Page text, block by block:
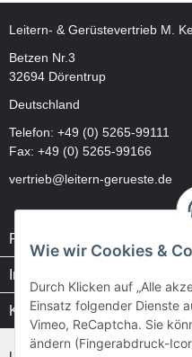
Leitern- & Gerüstevertrieb M.
Betzen Nr.3
32694 Dörentrup
Deutschland
Telefon: +49 (0) 5265-99111
Fax: +49 (0) 5265-99166
vertrieb@leitern-gerueste.de
Rechtliches
Informationen
Kataloge / Videos
Wie wir Cookies &
Durch Klicken auf „Alle
Einsatz folgender Dienste
Vimeo, ReCaptcha. Sie
ändern (Fingerabdruck-